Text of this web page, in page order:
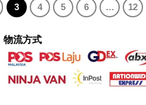
3 4 5 6 … 12
物流方式